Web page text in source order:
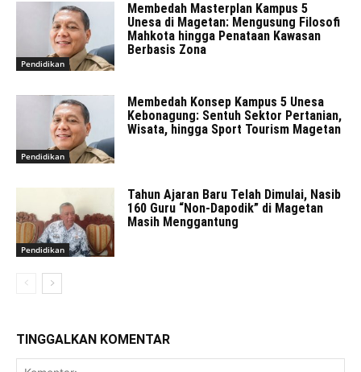
Pendidikan
Membedah Masterplan Kampus 5
Unesa di Magetan: Mengusung Filosofi
Mahkota hingga Penataan Kawasan
Berbasis Zona
Pendidikan
Membedah Konsep Kampus 5 Unesa
Kebonagung: Sentuh Sektor Pertanian,
Wisata, hingga Sport Tourism Magetan
Pendidikan
Tahun Ajaran Baru Telah Dimulai, Nasib
160 Guru “Non-Dapodik” di Magetan
Masih Menggantung
TINGGALKAN KOMENTAR